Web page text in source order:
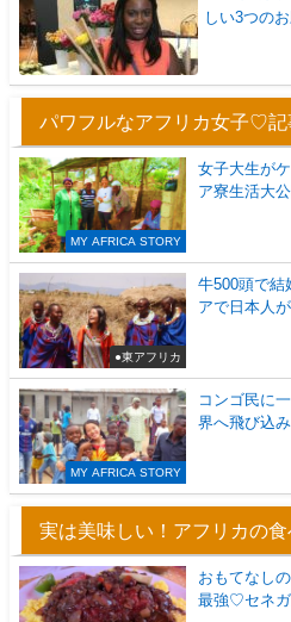
しい3つのお
パワフルなアフリカ女子♡記
MY AFRICA STORY
女子大生が
ア寮生活大公
●東アフリカ
牛500頭で結
アで日本人
MY AFRICA STORY
コンゴ民に
界へ飛び込み
実は美味しい！アフリカの
おもてなし
最強♡セネ